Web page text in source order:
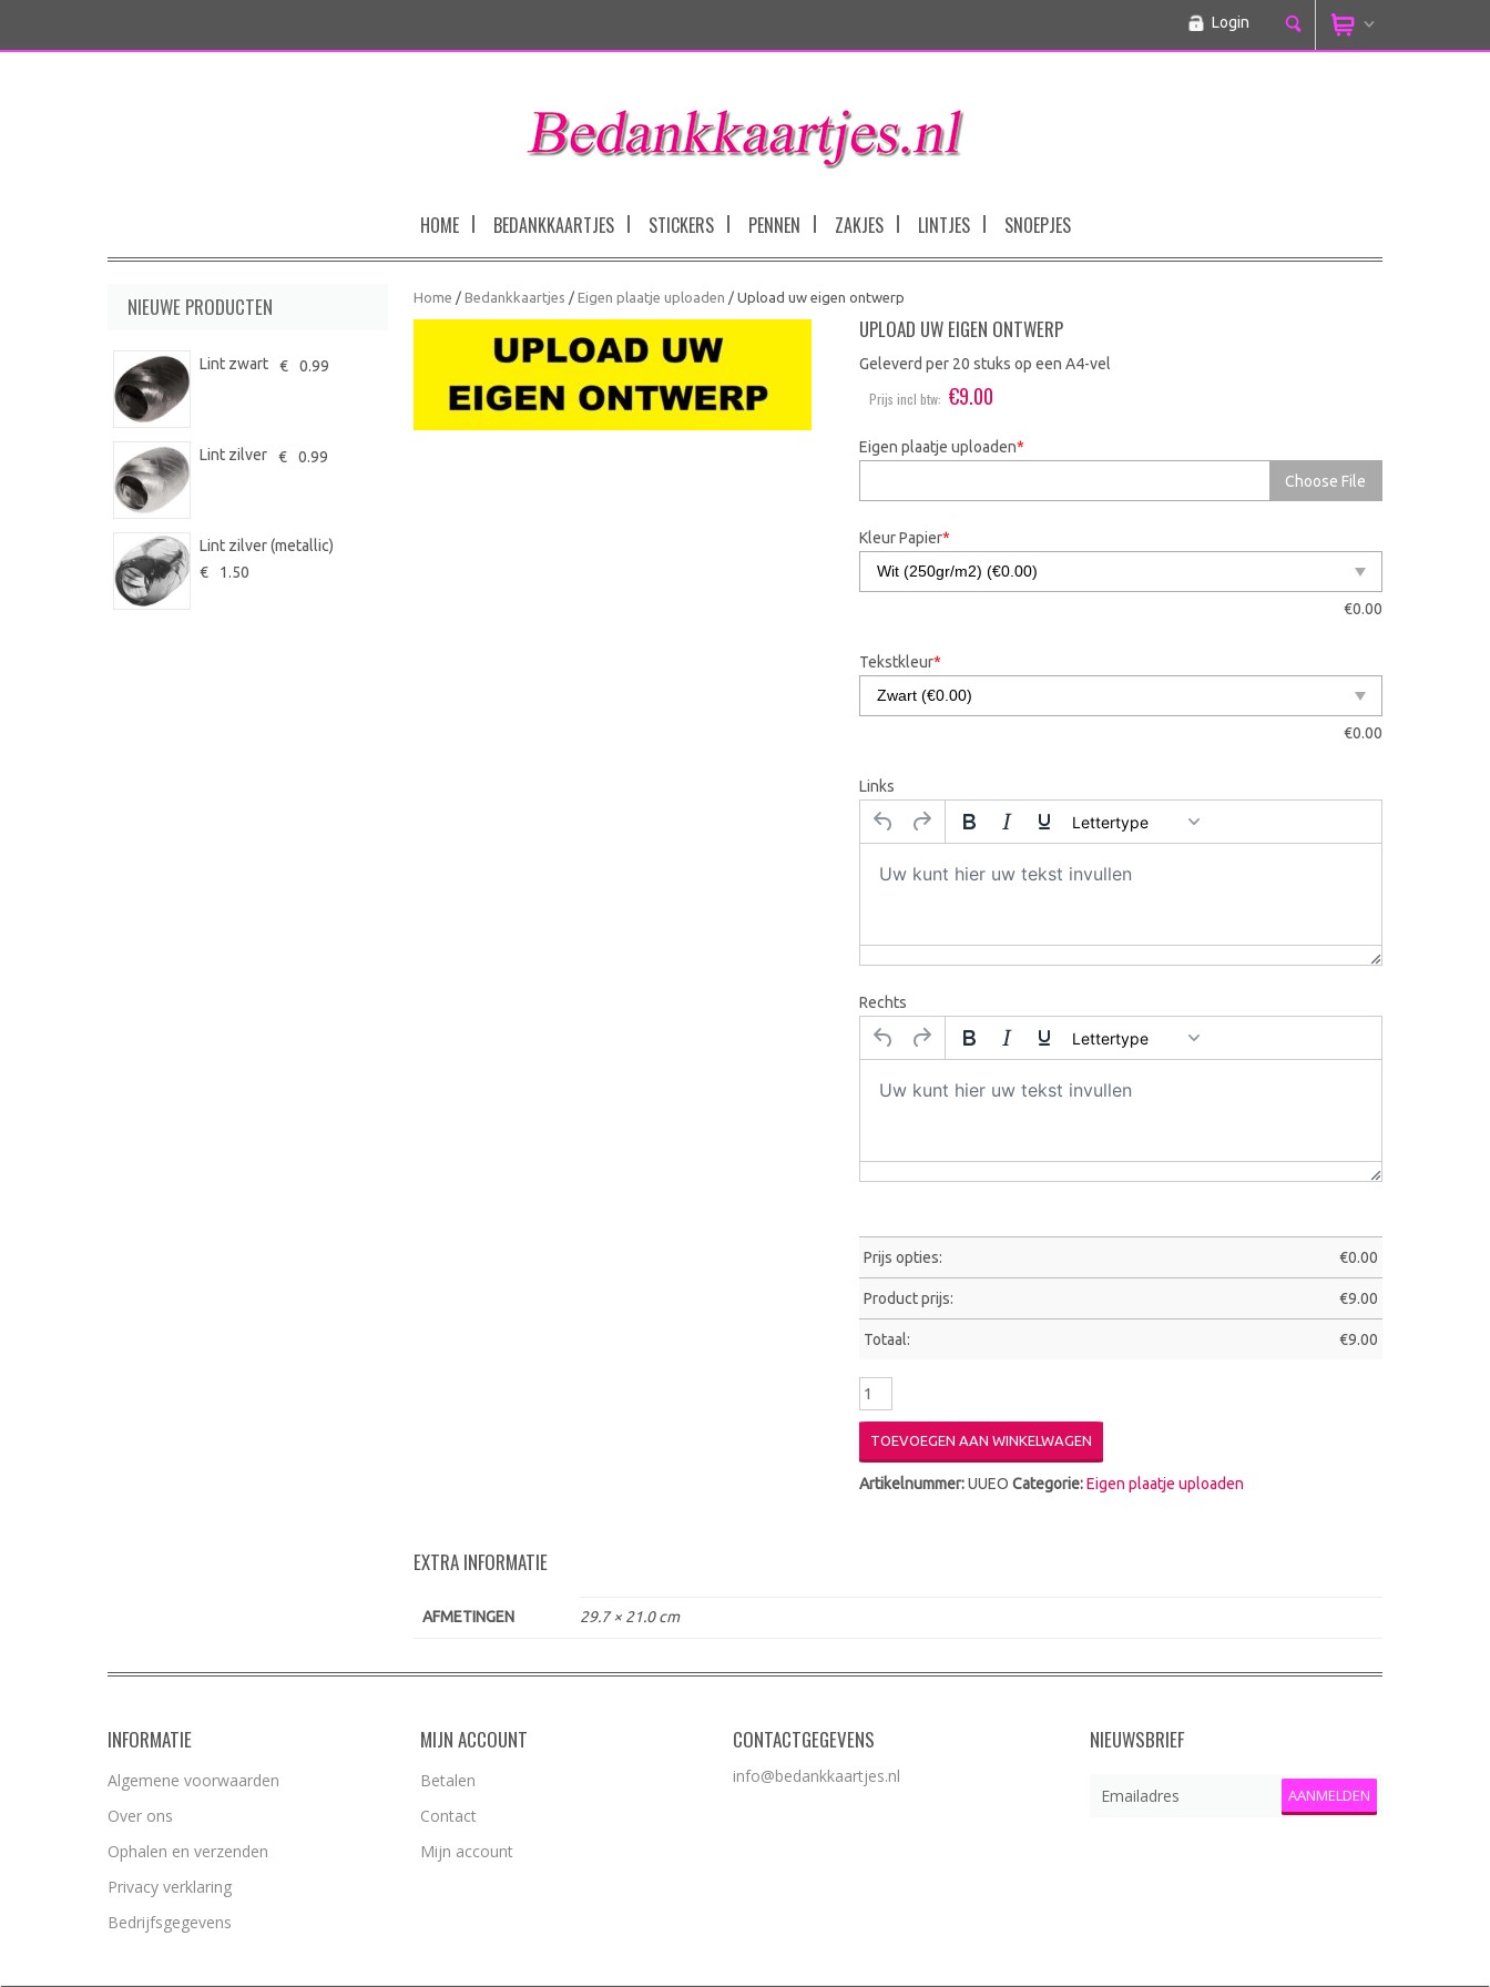
Login
HOME BEDANKKAARTJES STICKERS PENNEN ZAKJES LINTJES SNOEPJES
Home / Bedankkaartjes / Eigen plaatje uploaden / Upload uw eigen ontwerp
UPLOAD UW EIGEN ONTWERP
Geleverd per 20 stuks op een A4-vel
Prijs incl btw: €9.00
Eigen plaatje uploaden*
Choose File
Kleur Papier*
€0.00
Tekstkleur*
€0.00
Links
Lettertype
Rechts
Lettertype
Prijs opties: €0.00
Product prijs: €9.00
Totaal: €9.00
TOEVOEGEN AAN WINKELWAGEN
Artikelnummer:UUEO Categorie:Eigen plaatje uploaden
EXTRA INFORMATIE
AFMETINGEN 29.7 × 21.0 cm
NIEUWE PRODUCTEN
Lint zwart € 0.99
Lint zilver € 0.99
Lint zilver (metallic)
€
1.50
INFORMATIE
Algemene voorwaarden
Over ons
Ophalen en verzenden
Privacy verklaring
Bedrijfsgegevens
MIJN ACCOUNT
Betalen
Contact
Mijn account
CONTACTGEGEVENS
info@bedankkaartjes.nl
NIEUWSBRIEF
AANMELDEN